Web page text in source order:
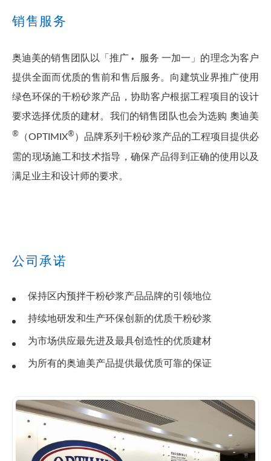
销售服务
奥迪美的销售团队以「推广• 服务 一加一」的理念为客户
提供全面而优质的售前和售后服务。向建筑业界推广使用
绿色环保的干粉砂浆产品，协助客户根据工程项目的设计
要求选择优质的建材。我们的销售团队也会为选购 奧迪美
® （OPTIMIX® ）品牌系列干粉砂浆产品的工程项目提供必
需的现场施工和技术指导，确保产品得到正确的使用以及
满足业主和设计师的要求。
公司承诺
保持区内预拌干粉砂浆产品品牌的引领地位
持续地研发和生产环保创新的优质干粉砂浆
为市场供应最先进及最具创造性的优质建材
为所有的奥迪美产品提供最优质可靠的保证